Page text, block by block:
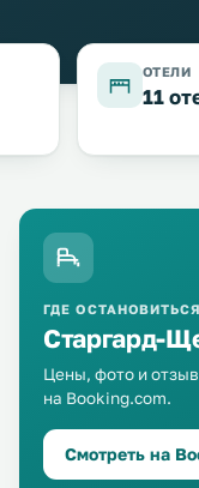
ОТЕЛИ
11
1 км
Hotel-Restauracja
46 … 81 $
Отель Spichlerz
ГДЕ ОСТАНОВИТЬСЯ
Старгард-
Цены, фото и
на Booking.com.
Смотреть на